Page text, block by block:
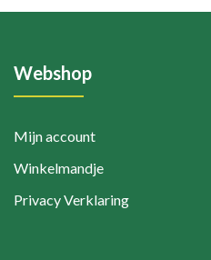
Webshop
Mijn account
Winkelmandje
Privacy Verklaring